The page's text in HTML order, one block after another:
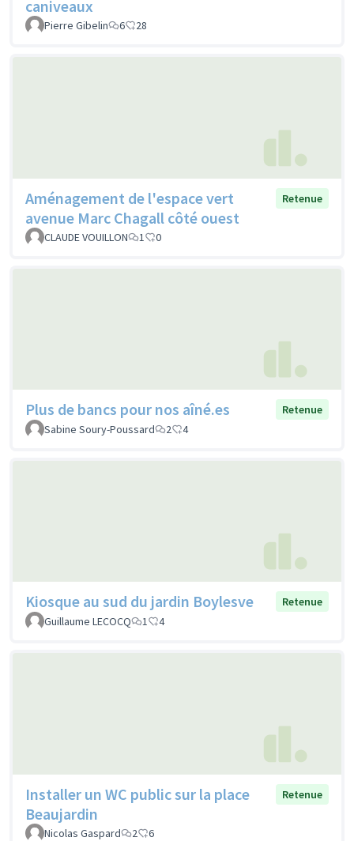
caniveaux
Pierre Gibelin 6 28
Aménagement de l'espace vert
avenue Marc Chagall côté ouest
Retenue
CLAUDE VOUILLON 1 0
Plus de bancs pour nos aîné.es
Retenue
Sabine Soury-Poussard
2 4
Kiosque au sud du jardin Boylesve
Retenue
Guillaume LECOCQ
1 4
Installer un WC public sur la place
Beaujardin
Retenue
Nicolas Gaspard 2 6